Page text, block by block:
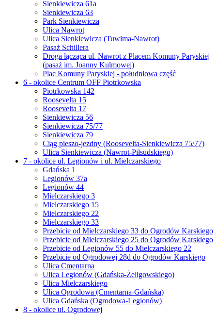
Sienkiewicza 61a
Sienkiewicza 63
Park Sienkiewicza
Ulica Nawrot
Ulica Sienkiewicza (Tuwima-Nawrot)
Pasaż Schillera
Droga łącząca ul. Nawrot z Placem Komuny Paryskiej
(pasaż im. Joanny Kulmowej)
Plac Komuny Paryskiej - południowa część
6 - okolice Centrum OFF Piotrkowska
Piotrkowska 142
Roosevelta 15
Roosevelta 17
Sienkiewicza 56
Sienkiewicza 75/77
Sienkiewicza 79
Ciąg pieszo-jezdny (Roosevelta-Sienkiewicza 75/77)
Ulica Sienkiewicza (Nawrot-Piłsudskiego)
7 - okolice ul. Legionów i ul. Mielczarskiego
Gdańska 1
Legionów 37a
Legionów 44
Mielczarskiego 3
Mielczarskiego 15
Mielczarskiego 22
Mielczarskiego 33
Przebicie od Mielczarskiego 33 do Ogrodów Karskiego
Przebicie od Mielczarskiego 25 do Ogrodów Karskiego
Przebicie od Legionów 55 do Mielczarskiego 22
Przebicie od Ogrodowej 28d do Ogrodów Karskiego
Ulica Cmentarna
Ulica Legionów (Gdańska-Żeligowskiego)
Ulica Mielczarskiego
Ulica Ogrodowa (Cmentarna-Gdańska)
Ulica Gdańska (Ogrodowa-Legionów)
8 - okolice ul. Ogrodowej